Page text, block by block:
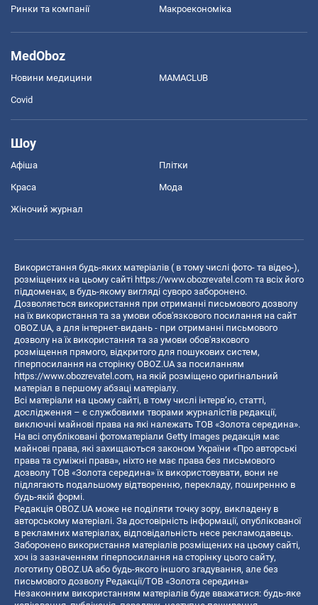
Ринки та компанії Макроекономіка
MedOboz
Новини медицини MAMACLUB
Covid
Шоу
Афіша Плітки
Краса Мода
Жіночий журнал
Використання будь-яких матеріалів ( в тому числі фото- та відео-),
розміщених на цьому сайті https://www.obozrevatel.com та всіх його
піддоменах, в будь-якому вигляді суворо заборонено.
Дозволяється використання при отриманні письмового дозволу
на їх використання та за умови обов'язкового посилання на сайт
OBOZ.UA, а для інтернет-видань - при отриманні письмового
дозволу на їх використання та за умови обов'язкового
розміщення прямого, відкритого для пошукових систем,
гіперпосилання на сторінку OBOZ.UA за посиланням
https://www.obozrevatel.com, на якій розміщено оригінальний
матеріал в першому абзаці матеріалу.
Всі матеріали на цьому сайті, в тому числі інтерв’ю, статті,
дослідження – є службовими творами журналістів редакції,
виключні майнові права на які належать ТОВ «Золота середина».
На всі опубліковані фотоматеріали Getty Images редакція має
майнові права, які захищаються законом України «Про авторські
права та суміжні права», ніхто не має права без письмового
дозволу ТОВ «Золота середина» їх використовувати, вони не
підлягають подальшому відтворенню, перекладу, поширенню в
будь-якій формі.
Редакція OBOZ.UA може не поділяти точку зору, викладену в
авторському матеріалі. За достовірність інформації, опублікованої
в рекламних матеріалах, відповідальність несе рекламодавець.
Заборонено використання матеріалів розміщених на цьому сайті,
хоч із зазначенням гіперпосилання на сторінку цього сайту,
логотипу OBOZ.UA або будь-якого іншого згадування, але без
письмового дозволу Редакції/ТОВ «Золота середина»
Незаконним використанням матеріалів буде вважатися: будь-яке